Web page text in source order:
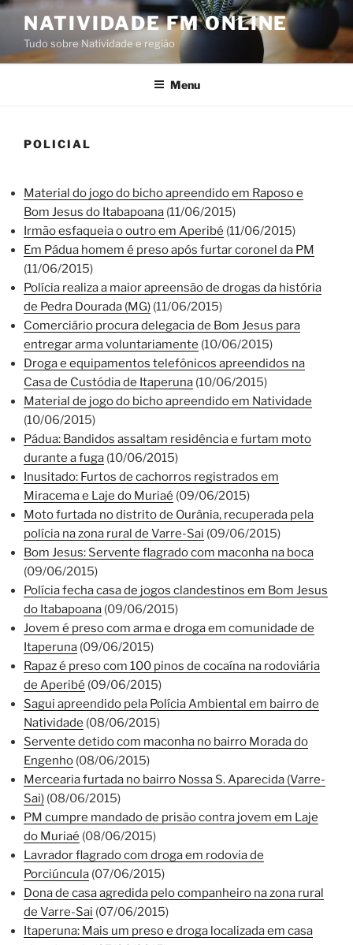
Pular
conteúdo
NATIVIDADE FM ONLINE
Tudo sobre Natividade e região
Menu
POLICIAL
Material do jogo do bicho apreendido em Raposo e
Bom Jesus do Itabapoana (11/06/2015)
Irmão esfaqueia o outro em Aperibé (11/06/2015)
Em Pádua homem é preso após furtar coronel da PM
(11/06/2015)
Polícia realiza a maior apreensão de drogas da história
de Pedra Dourada (MG) (11/06/2015)
Comerciário procura delegacia de Bom Jesus para
entregar arma voluntariamente (10/06/2015)
Droga e equipamentos telefônicos apreendidos na
Casa de Custódia de Itaperuna (10/06/2015)
Material de jogo do bicho apreendido em Natividade
(10/06/2015)
Pádua: Bandidos assaltam residência e furtam moto
durante a fuga (10/06/2015)
Inusitado: Furtos de cachorros registrados em
Miracema e Laje do Muriaé (09/06/2015)
Moto furtada no distrito de Ourânia, recuperada pela
polícia na zona rural de Varre-Sai (09/06/2015)
Bom Jesus: Servente flagrado com maconha na boca
(09/06/2015)
Polícia fecha casa de jogos clandestinos em Bom Jesus
do Itabapoana (09/06/2015)
Jovem é preso com arma e droga em comunidade de
Itaperuna (09/06/2015)
Rapaz é preso com 100 pinos de cocaína na rodoviária
de Aperibé (09/06/2015)
Sagui apreendido pela Polícia Ambiental em bairro de
Natividade (08/06/2015)
Servente detido com maconha no bairro Morada do
Engenho (08/06/2015)
Mercearia furtada no bairro Nossa S. Aparecida (Varre-
Sai) (08/06/2015)
PM cumpre mandado de prisão contra jovem em Laje
do Muriaé (08/06/2015)
Lavrador flagrado com droga em rodovia de
Porciúncula (07/06/2015)
Dona de casa agredida pelo companheiro na zona rural
de Varre-Sai (07/06/2015)
Itaperuna: Mais um preso e droga localizada em casa